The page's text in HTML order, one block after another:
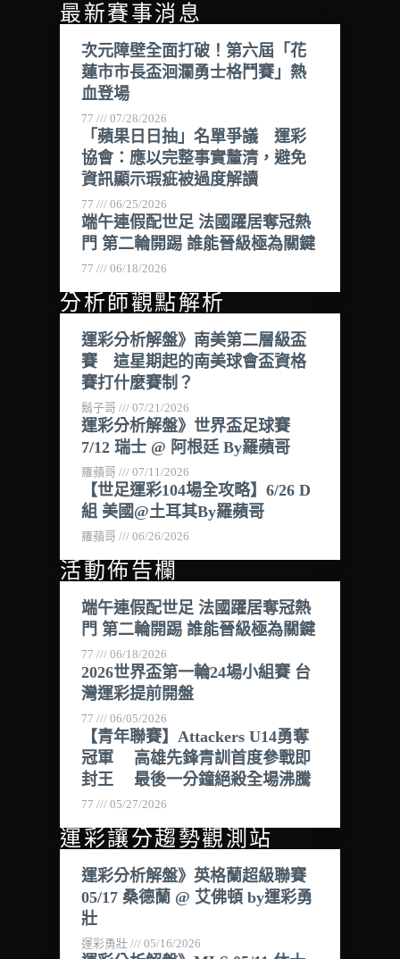
最新賽事消息
次元障壁全面打破！第六屆「花
蓮市市長盃洄瀾勇士格鬥賽」熱
血登場
77 07/28/2026
「蘋果日日抽」名單爭議 運彩
協會：應以完整事實釐清，避免
資訊顯示瑕疵被過度解讀
77 06/25/2026
端午連假配世足 法國躍居奪冠熱
門 第二輪開踢 誰能晉級極為關鍵
77 06/18/2026
分析師觀點解析
運彩分析解盤》南美第二層級盃
賽 這星期起的南美球會盃資格
賽打什麼賽制？
鬍子哥 07/21/2026
運彩分析解盤》世界盃足球賽
7/12 瑞士 @ 阿根廷 By羅蘋哥
羅蘋哥 07/11/2026
【世足運彩104場全攻略】6/26 D
組 美國@土耳其By羅蘋哥
羅蘋哥 06/26/2026
活動佈告欄
端午連假配世足 法國躍居奪冠熱
門 第二輪開踢 誰能晉級極為關鍵
77 06/18/2026
2026世界盃第一輪24場小組賽 台
灣運彩提前開盤
77 06/05/2026
【青年聯賽】Attackers U14勇奪
冠軍 高雄先鋒青訓首度參戰即
封王 最後一分鐘絕殺全場沸騰
77 05/27/2026
運彩讓分趨勢觀測站
運彩分析解盤》英格蘭超級聯賽
05/17 桑德蘭 @ 艾佛頓 by運彩勇
壯
運彩勇壯 05/16/2026